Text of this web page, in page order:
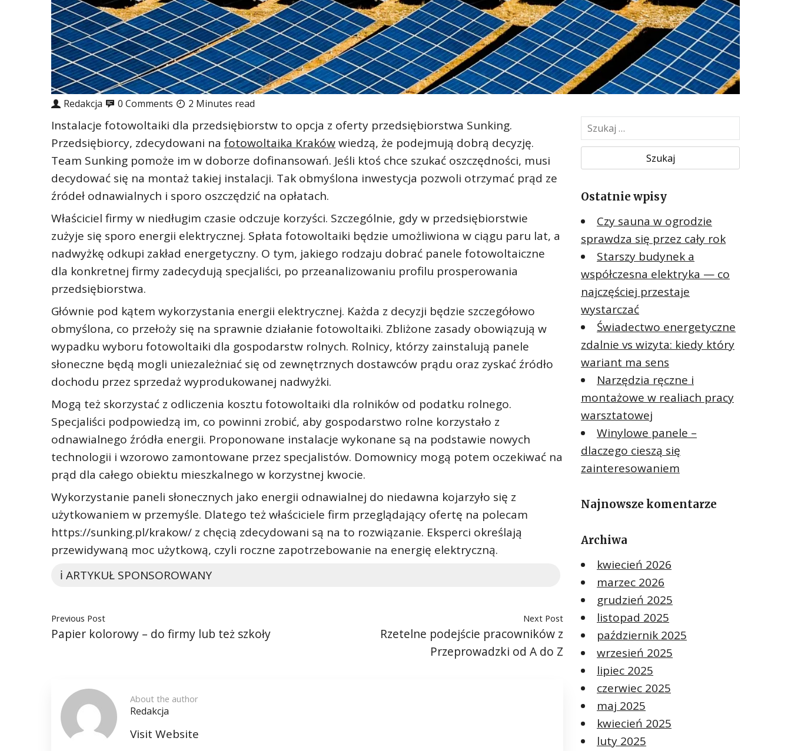
Redakcja 0 Comments 2 Minutes read
Instalacje fotowoltaiki dla przedsiębiorstw to opcja z oferty przedsiębiorstwa Sunking.
Przedsiębiorcy, zdecydowani na fotowoltaika Krakówwiedzą, że podejmują dobrą decyzję.
Team Sunking pomoże im w doborze dofinansowań. Jeśli ktoś chce szukać oszczędności, musi
decydować się na montaż takiej instalacji. Tak obmyślona inwestycja pozwoli otrzymać prąd ze
źródeł odnawialnych i sporo oszczędzić na opłatach.
Właściciel firmy w niedługim czasie odczuje korzyści. Szczególnie, gdy w przedsiębiorstwie
zużyje się sporo energii elektrycznej. Spłata fotowoltaiki będzie umożliwiona w ciągu paru lat, a
nadwyżkę odkupi zakład energetyczny. O tym, jakiego rodzaju dobrać panele fotowoltaiczne
dla konkretnej firmy zadecydują specjaliści, po przeanalizowaniu profilu prosperowania
przedsiębiorstwa.
Głównie pod kątem wykorzystania energii elektrycznej. Każda z decyzji będzie szczegółowo
obmyślona, co przełoży się na sprawnie działanie fotowoltaiki. Zbliżone zasady obowiązują w
wypadku wyboru fotowoltaiki dla gospodarstw rolnych. Rolnicy, którzy zainstalują panele
słoneczne będą mogli uniezależniać się od zewnętrznych dostawców prądu oraz zyskać źródło
dochodu przez sprzedaż wyprodukowanej nadwyżki.
Mogą też skorzystać z odliczenia kosztu fotowoltaiki dla rolników od podatku rolnego.
Specjaliści podpowiedzą im, co powinni zrobić, aby gospodarstwo rolne korzystało z
odnawialnego źródła energii. Proponowane instalacje wykonane są na podstawie nowych
technologii i wzorowo zamontowane przez specjalistów. Domownicy mogą potem oczekiwać na
prąd dla całego obiektu mieszkalnego w korzystnej kwocie.
Wykorzystanie paneli słonecznych jako energii odnawialnej do niedawna kojarzyło się z
użytkowaniem w przemyśle. Dlatego też właściciele firm przeglądający ofertę na polecam
https://sunking.pl/krakow/ z chęcią zdecydowani są na to rozwiązanie. Eksperci określają
przewidywaną moc użytkową, czyli roczne zapotrzebowanie na energię elektryczną.
ℹ️ ARTYKUŁ SPONSOROWANY
Previous Post
Papier kolorowy – do firmy lub też szkoły
Next Post
Rzetelne podejście pracowników z
Przeprowadzki od A do Z
About the author
Redakcja
Visit Website
z
k
jOstatnie wpisy
Czy sauna w ogrodzie
sprawdza się przez cały rok
Starszy budynek a
współczesna elektryka — co
najczęściej przestaje
wystarczać
Świadectwo energetyczne
zdalnie vs wizyta: kiedy który
wariant ma sens
Narzędzia ręczne i
montażowe w realiach pracy
warsztatowej
Winylowe panele –
dlaczego cieszą się
zainteresowaniem
Najnowsze komentarze
Archiwa
kwiecień 2026
marzec 2026
grudzień 2025
listopad 2025
październik 2025
wrzesień 2025
lipiec 2025
czerwiec 2025
maj 2025
kwiecień 2025
luty 2025